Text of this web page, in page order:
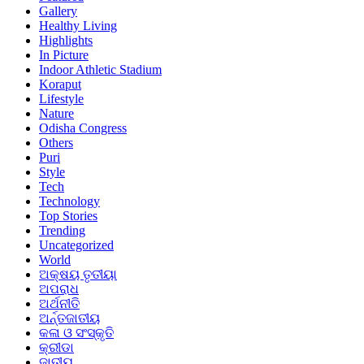
Gallery
Healthy Living
Highlights
In Picture
Indoor Athletic Stadium
Koraput
Lifestyle
Nature
Odisha Congress
Others
Puri
Style
Tech
Technology
Top Stories
Trending
Uncategorized
World
ଅକ୍ଷୟ ତୃତୀୟା
ଅପରାଧ
ଅର୍ଥନୀତି
ଅର୍ନ୍ତଜାତୀୟ
କଳା ଓ ସଂସ୍କୃତି
କ୍ରୀଡା